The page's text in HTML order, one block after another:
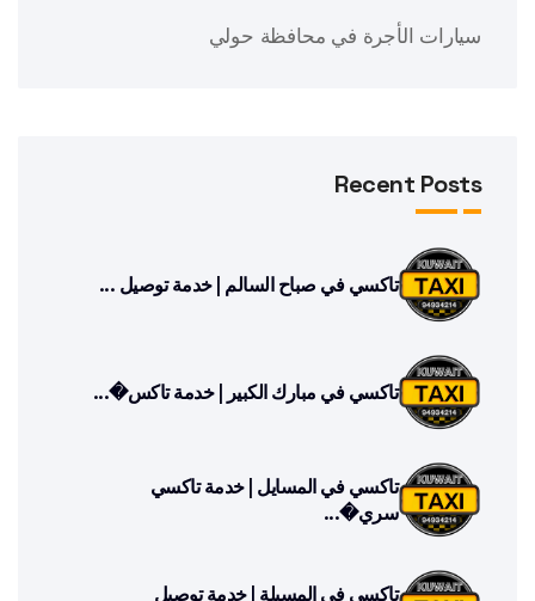
سيارات الأجرة في محافظة حولي
Recent Posts
تاكسي في صباح السالم | خدمة توصيل ...
تاكسي في مبارك الكبير | خدمة تاكس�...
تاكسي في المسايل | خدمة تاكسي
سري�...
تاكسي في المسيلة | خدمة توصيل